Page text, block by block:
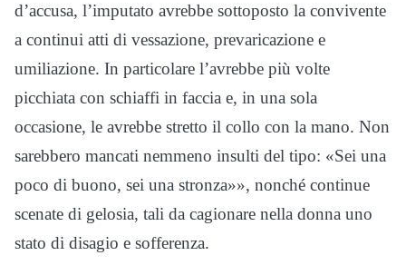
d’accusa, l’imputato avrebbe sottoposto la convivente
a continui atti di vessazione, prevaricazione e
umiliazione. In particolare l’avrebbe più volte
picchiata con schiaffi in faccia e, in una sola
occasione, le avrebbe stretto il collo con la mano. Non
sarebbero mancati nemmeno insulti del tipo: «Sei una
poco di buono, sei una stronza»», nonché continue
scenate di gelosia, tali da cagionare nella donna uno
stato di disagio e sofferenza.